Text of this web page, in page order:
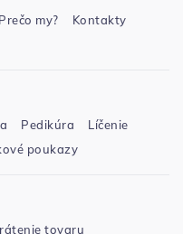
Prečo my?
Kontakty
Pedikúra
Líčenie
poukazy
tovaru